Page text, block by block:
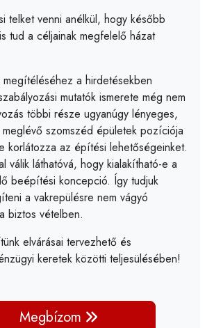
telket venni anélkül, hogy később
tud a céljainak megfelelő házat
megítéléséhez a hirdetésekben
mutatók ismerete még nem
többi része ugyanúgy lényeges,
szomszéd épületek pozíciója
korlátozza az építési lehetőségeinket.
válik láthatóvá, hogy kialakítható-e a
beépítési koncepció. Így tudjuk
a vakrepülésre nem vágyó
biztos vételben.
elvárásai tervezhető és
keretek közötti teljesülésében!
Megbízom